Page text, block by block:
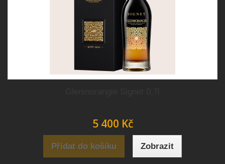
5 400 Kč
Přidat do košíku Zobrazit